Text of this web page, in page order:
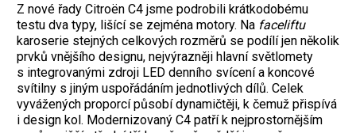
Z nové řady Citroën C4 jsme podrobili krátkodobému
testu dva typy, lišící se zejména motory. Na faceliftu
karoserie stejných celkových rozměrů se podílí jen několik
prvků vnějšího designu, nejvýrazněji hlavní světlomety
s integrovanými zdroji LED denního svícení a koncové
svítilny s jiným uspořádáním jednotlivých dílů. Celek
vyvážených proporcí působí dynamičtěji, k čemuž přispívá
i design kol. Modernizovaný C4 patří k nejprostornějším